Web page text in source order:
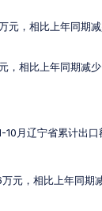
元，相比上年同期
，相比上年同期减
月辽宁省累计出口
元，相比上年同期